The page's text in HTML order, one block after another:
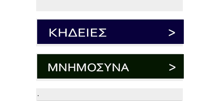
.